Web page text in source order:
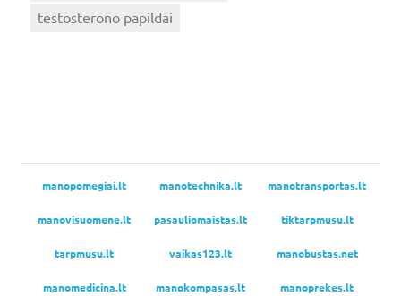
testosterono papildai
manopomegiai.lt manotechnika.lt manotransportas.lt
manovisuomene.lt pasauliomaistas.lt tiktarpmusu.lt
tarpmusu.lt vaikas123.lt manobustas.net
manomedicina.lt manokompasas.lt manoprekes.lt